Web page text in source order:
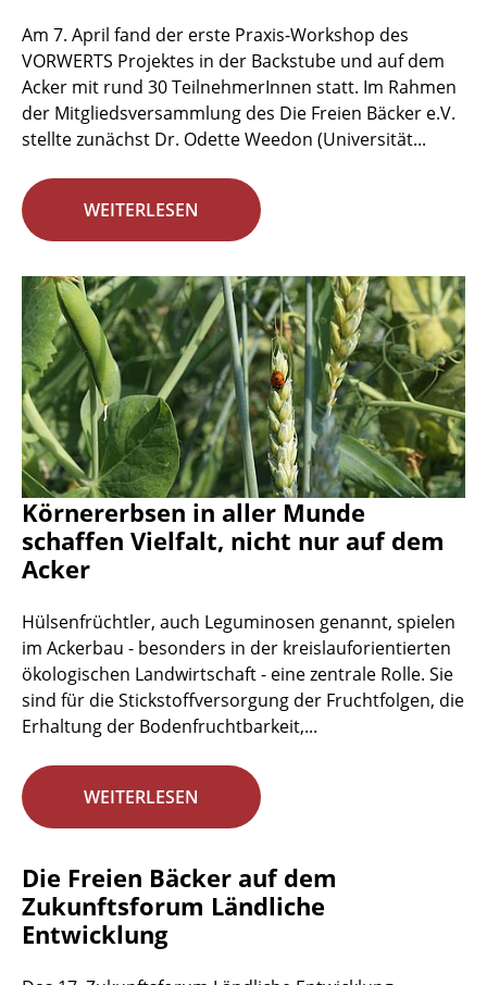
Am 7. April fand der erste Praxis-Workshop des
VORWERTS Projektes in der Backstube und auf dem
Acker mit rund 30 TeilnehmerInnen statt. Im Rahmen
der Mitgliedsversammlung des Die Freien Bäcker e.V.
stellte zunächst Dr. Odette Weedon (Universität...
WEITERLESEN
Körnererbsen in aller Munde
schaffen Vielfalt, nicht nur auf dem
Acker
Hülsenfrüchtler, auch Leguminosen genannt, spielen
im Ackerbau - besonders in der kreislauforientierten
ökologischen Landwirtschaft - eine zentrale Rolle. Sie
sind für die Stickstoffversorgung der Fruchtfolgen, die
Erhaltung der Bodenfruchtbarkeit,...
WEITERLESEN
Die Freien Bäcker auf dem
Zukunftsforum Ländliche
Entwicklung